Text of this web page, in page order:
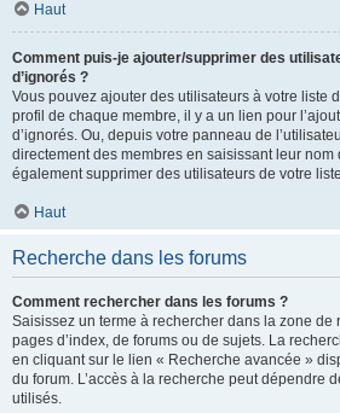
Haut
Comment puis-je ajouter/supprimer des
d’ignorés ?
Vous pouvez ajouter des utilisateurs à votre liste
profil de chaque membre, il y a un lien pour
d’ignorés. Ou, depuis votre panneau de
directement des membres en saisissant leur nom
également supprimer des utilisateurs de votre
Haut
Recherche dans les forums
Comment rechercher dans les forums ?
Saisissez un terme à rechercher dans la zone de
pages d’index, de forums ou de sujets. La
en cliquant sur le lien « Recherche avancée »
du forum. L’accès à la recherche peut dépendre
utilisés.